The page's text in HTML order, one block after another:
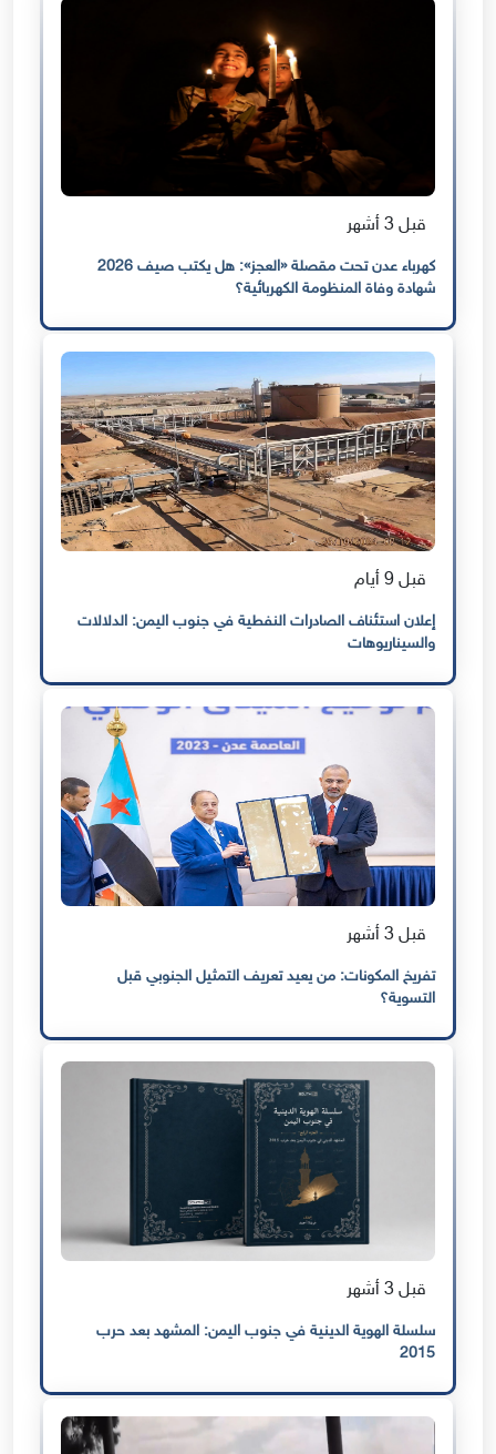
قبل 3 أشهر
كهرباء عدن تحت مقصلة «العجز»: هل يكتب صيف 2026
شهادة وفاة المنظومة الكهربائية؟
قبل 9 أيام
إعلان استئناف الصادرات النفطية في جنوب اليمن: الدلالات
والسيناريوهات
قبل 3 أشهر
تفريخ المكونات: من يعيد تعريف التمثيل الجنوبي قبل
التسوية؟
قبل 3 أشهر
سلسلة الهوية الدينية في جنوب اليمن: المشهد بعد حرب
2015